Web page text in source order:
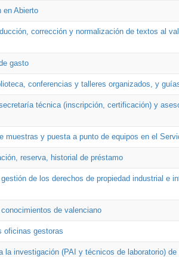
en Abierto
corrección y normalización de textos al
gasto
conferencias y talleres organizados, y
técnica (inscripción, certificación) y
muestras y puesta a punto de equipos en el
reserva, historial de préstamo
de los derechos de propiedad industrial e
de valenciano
oficinas gestoras
la investigación (PAI y técnicos de laboratorio)